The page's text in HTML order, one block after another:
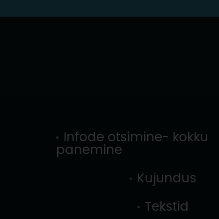
Infode otsimine- kokku
panemine
Kujundus
Tekstid